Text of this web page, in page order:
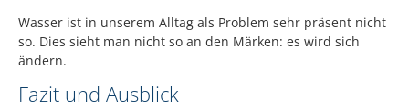
Wasser ist in unserem Alltag als Problem sehr präsent nicht
so. Dies sieht man nicht so an den Märken: es wird sich
ändern.
Fazit und Ausblick